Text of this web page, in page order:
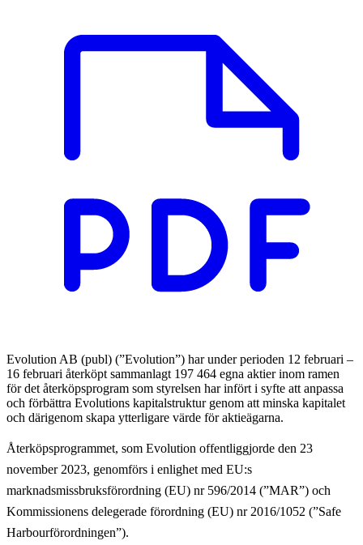
Evolution AB (publ) (”Evolution”) har under perioden 12 februari –
16 februari återköpt sammanlagt 197 464 egna aktier inom ramen
för det återköpsprogram som styrelsen har infört i syfte att anpassa
och förbättra Evolutions kapitalstruktur genom att minska kapitalet
och därigenom skapa ytterligare värde för aktieägarna.
Återköpsprogrammet, som Evolution offentliggjorde den 23
november 2023, genomförs i enlighet med EU:s
marknadsmissbruksförordning (EU) nr 596/2014 (”MAR”) och
Kommissionens delegerade förordning (EU) nr 2016/1052 (”Safe
Harbourförordningen”).